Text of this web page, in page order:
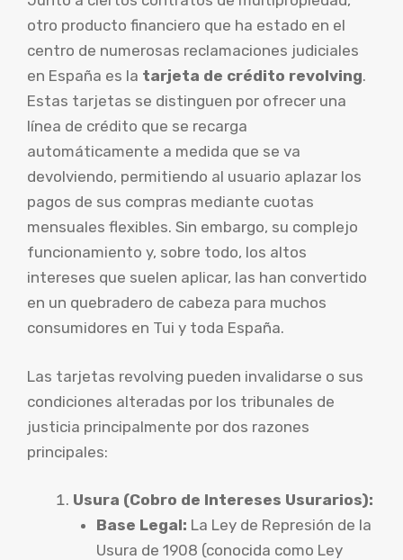
otro producto financiero que ha estado en el
centro de numerosas reclamaciones judiciales
en España es la tarjeta de crédito revolving.
Estas tarjetas se distinguen por ofrecer una
línea de crédito que se recarga
automáticamente a medida que se va
devolviendo, permitiendo al usuario aplazar los
pagos de sus compras mediante cuotas
mensuales flexibles. Sin embargo, su complejo
funcionamiento y, sobre todo, los altos
intereses que suelen aplicar, las han convertido
en un quebradero de cabeza para muchos
consumidores en Tui y toda España.
Las tarjetas revolving pueden invalidarse o sus
condiciones alteradas por los tribunales de
justicia principalmente por dos razones
principales:
Usura (Cobro de Intereses Usurarios):
Base Legal: La Ley de Represión de la
Usura de 1908 (conocida como Ley